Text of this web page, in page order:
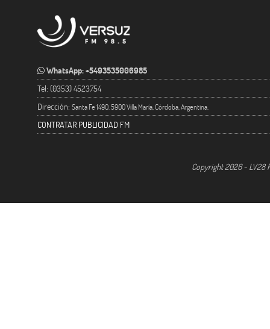
WhatsApp: +5493535006985
Tel: (0353) 4523754
Dirección: Santa Fe 1490. 5900 Villa María, Córdoba, Argentina.
CONTRATAR PUBLICIDAD FM
Copyright 2026 - LV28